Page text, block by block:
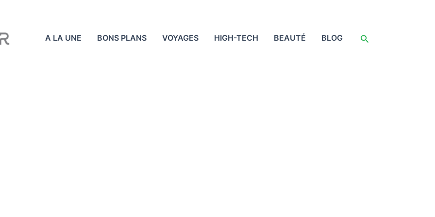
A LA UNE BONS PLANS VOYAGES HIGH-TECH BEAUTÉ BLOG Rechercher